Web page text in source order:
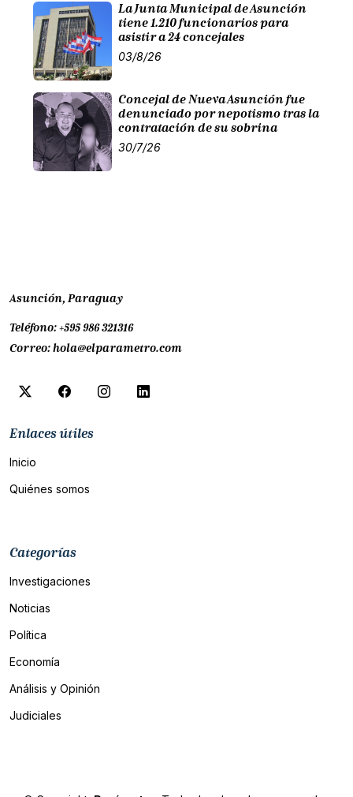
La Junta Municipal de Asunción
tiene 1.210 funcionarios para
asistir a 24 concejales
03/8/26
Concejal de Nueva Asunción fue
denunciado por nepotismo tras la
contratación de su sobrina
30/7/26
Asunción, Paraguay
Teléfono:+595 986 321316
Correo:hola@elparametro.com
Enlaces útiles
Inicio
Quiénes somos
Categorías
Investigaciones
Noticias
Política
Economía
Análisis y Opinión
Judiciales